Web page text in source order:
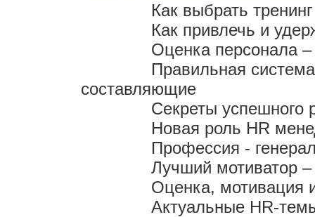
Как выбрать тренинг
Как привлечь и
Оценка персонала
Правильная
составляющие
Секреты успешного
Новая роль HR
Профессия -
Лучший мотиватор –
Оценка, мотивация
Актуальные HR-